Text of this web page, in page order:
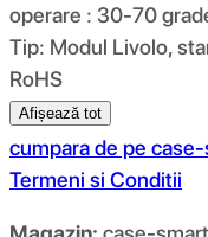
operare : 30-70
Tip: Modul Livolo,
RoHS
Afișează tot
cumpara de pe
Termeni si Conditii